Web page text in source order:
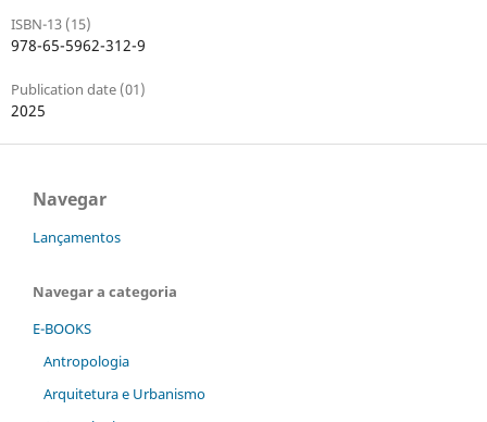
ISBN-13 (15)
978-65-5962-312-9
Publication date (01)
2025
Navegar
Lançamentos
Navegar a categoria
E-BOOKS
Antropologia
Arquitetura e Urbanismo